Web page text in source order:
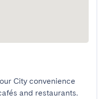
City convenience
and restaurants.